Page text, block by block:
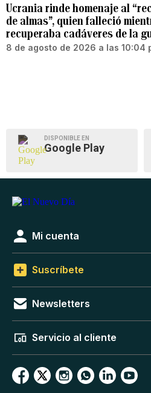
Ucrania rinde homenaje al
de almas”, quien falleció
recuperaba cadáveres de la
8 de agosto de 2026 a las 10:04
DISPONIBLE EN
Google Play
Mi cuenta
Suscríbete
Newsletters
Servicio al cliente